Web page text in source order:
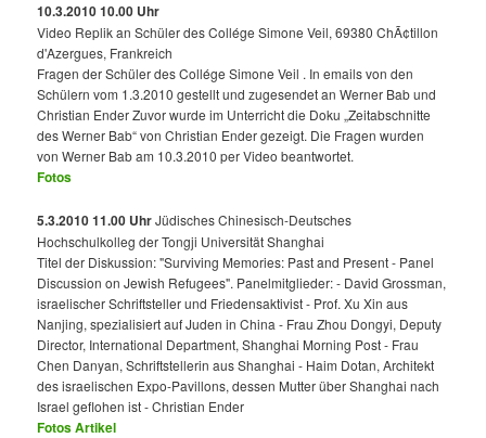
10.3.2010 10.00 Uhr
Video Replik an Schüler des Collége Simone Veil, 69380 ChÃ¢tillon
d'Azergues, Frankreich
Fragen der Schüler des Collége Simone Veil . In emails von den
Schülern vom 1.3.2010 gestellt und zugesendet an Werner Bab und
Christian Ender Zuvor wurde im Unterricht die Doku „Zeitabschnitte
des Werner Bab“ von Christian Ender gezeigt. Die Fragen wurden
von Werner Bab am 10.3.2010 per Video beantwortet.
Fotos
5.3.2010 11.00 UhrJüdisches Chinesisch-Deutsches
Hochschulkolleg der Tongji Universität Shanghai
Titel der Diskussion: "Surviving Memories: Past and Present - Panel
Discussion on Jewish Refugees". Panelmitglieder: - David Grossman,
israelischer Schriftsteller und Friedensaktivist - Prof. Xu Xin aus
Nanjing, spezialisiert auf Juden in China - Frau Zhou Dongyi, Deputy
Director, International Department, Shanghai Morning Post - Frau
Chen Danyan, Schriftstellerin aus Shanghai - Haim Dotan, Architekt
des israelischen Expo-Pavillons, dessen Mutter über Shanghai nach
Israel geflohen ist - Christian Ender
FotosArtikel